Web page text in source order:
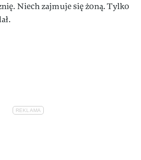
Niech zajmuje się żoną. Tylko